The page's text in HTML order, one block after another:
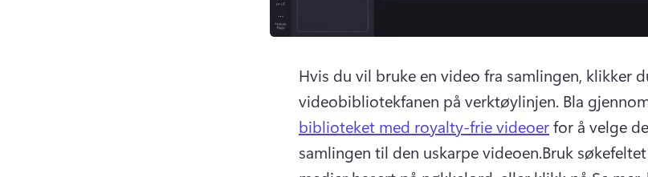
Hvis du vil bruke en video fra samlingen, klikker
videobibliotekfanen på verktøylinjen. Bla
biblioteket med royalty-frie videoer for å velge
samlingen til den uskarpe videoen.Bruk